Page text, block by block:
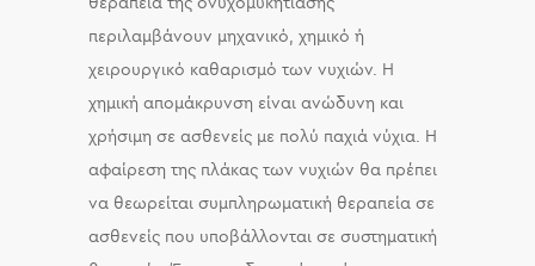
περιλαμβάνουν μηχανικό, χημικό ή
χειρουργικό καθαρισμό των νυχιών. Η
χημική απομάκρυνση είναι ανώδυνη και
χρήσιμη σε ασθενείς με πολύ παχιά νύχια. Η
αφαίρεση της πλάκας των νυχιών θα πρέπει
να θεωρείται συμπληρωματική θεραπεία σε
ασθενείς που υποβάλλονται σε συστηματική